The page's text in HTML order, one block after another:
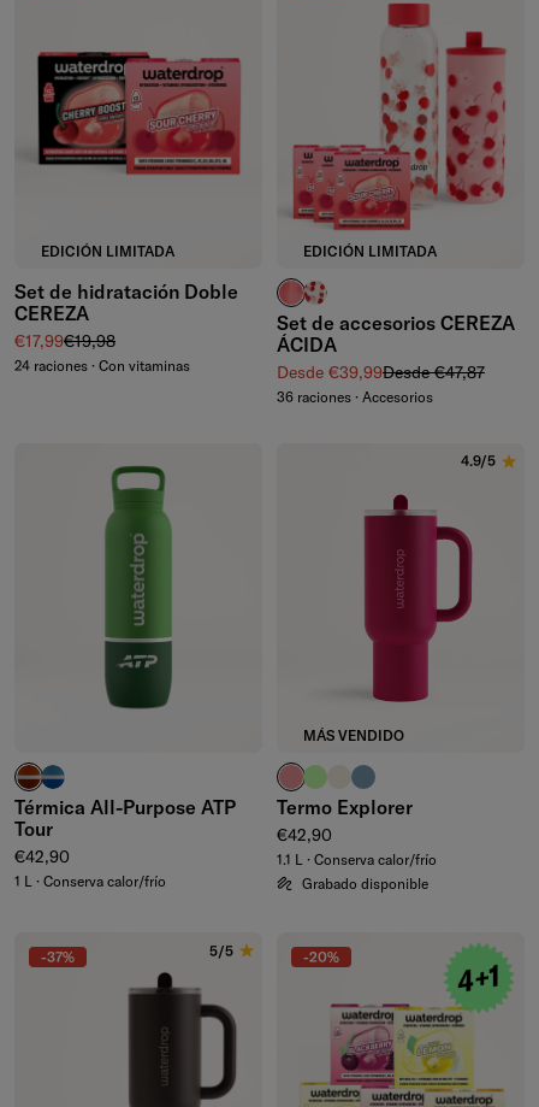
EDICIÓN LIMITADA
Set de hidratación Doble
CEREZA
Precio de venta
€17,99Precio normal
€19,98
24 raciones · Con vitaminas
EDICIÓN LIMITADA
vasos estriados
botella de vidrio
Set de accesorios CEREZA
ÁCIDA
Precio de venta
Desde €39,99Precio normal
Desde €47,87
36 raciones · Accesorios
rojo arcilla
azul intenso
Térmica All-Purpose ATP
Tour
Precio normal
€42,90
1 L · Conserva calor/frío
MÁS VENDIDO
4.9/5
rosa pálido
verde waterdrop®
marfilazul ceniza
Termo Explorer
Precio normal
€42,90
1.1 L · Conserva calor/frío
Grabado disponible
-37% 5/5 -20%